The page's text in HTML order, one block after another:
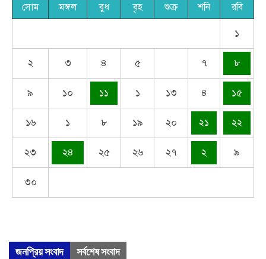
সোম মঙ্গল বুধ বৃহ শুক্র শনি রবি
১
২ ৩ ৪ ৫ ৭ ৮
৯ ১০ ১১ ১ ১৩ ৪ ১৫
১৬ ১ ৮ ১৯ ২০ ২১ ২২
২৩ ২৪ ২৫ ২৬ ২৭ ২ ৯
৩০
জনপ্রিয় সংবাদ সর্বশেষ সংবাদ